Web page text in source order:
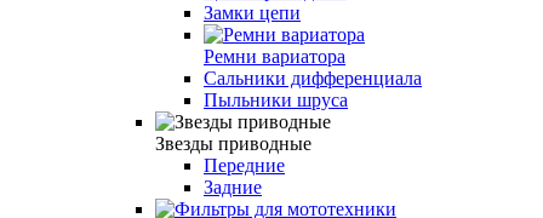
Замки цепи
Ремни вариатора
Сальники дифференциала
Пыльники шруса
Звезды приводные
Передние
Задние